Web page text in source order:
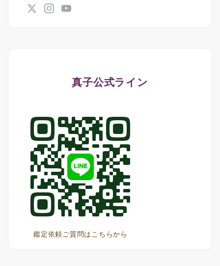
真子公式ライン
鑑定依頼ご質問はこちらから